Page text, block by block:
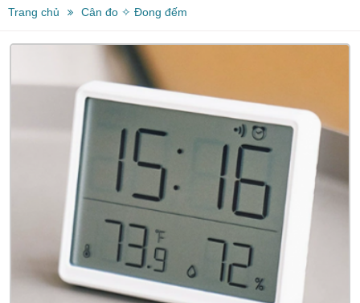
Trang chủ Cân đo ✧ Đong đếm